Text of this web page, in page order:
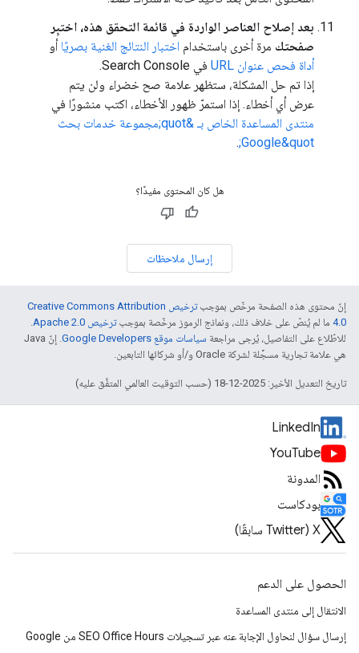
بعد إصلاح العناصر الواردة في قائمة التحقق هذه، اختبِر
صفحتك مرة أخرى باستخدام اختبار النتائج الغنية بصريًا أو
أداة فحص عنوان URL
في Search Console.
إذا تم حل المشكلة، ستظهر علامة صح خضراء ولن يتم
عرض أي أخطاء. إذا استمرّ ظهور الأخطاء، اكتب منشورًا في
منتدى المساعدة الخاص بـ &quot;مجموعة خدمات بحث
Google&quot;
.
هل كان المحتوى مفيدًا؟
إرسال ملاحظات
إنّ محتوى هذه الصفحة مرخّص بموجب
ترخيص Creative Commons Attribution
4.0‏ ما لم يُنصّ على خلاف ذلك، ونماذج الرموز مرخّصة بموجبترخيص Apache 2.0‏
.
للاطّلاع على التفاصيل، يُرجى مراجعة سياسات موقع Google Developers‏
. إنّ Java
هي علامة تجارية مسجَّلة لشركة Oracle و/أو شركائها التابعين.
تاريخ التعديل الأخير: 2025-12-18 (حسب التوقيت العالمي المتفَّق عليه)
LinkedIn
YouTube
المدونة
بودكاست
‫X ‏(Twitter سابقًا)
الحصول على الدعم
الانتقال إلى منتدى المساعدة
إرسال سؤال لنحاول الإجابة عنه عبر تسجيلات SEO Office Hours من Google